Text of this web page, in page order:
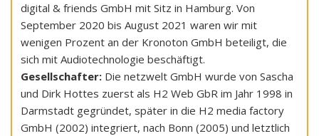
digital & friends GmbH mit Sitz in Hamburg. Von
September 2020 bis August 2021 waren wir mit
wenigen Prozent an der Kronoton GmbH beteiligt, die
sich mit Audiotechnologie beschäftigt.
Gesellschafter: Die netzwelt GmbH wurde von Sascha
und Dirk Hottes zuerst als H2 Web GbR im Jahr 1998 in
Darmstadt gegründet, später in die H2 media factory
GmbH (2002) integriert, nach Bonn (2005) und letztlich